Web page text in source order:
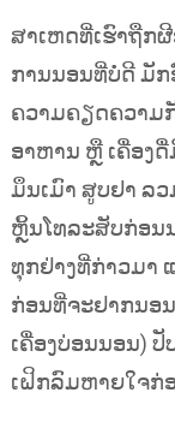
ສາເຫດທີ່ເຮົາຖືກ
ການນອນທີ່ບໍ່ດີ ມັ
ຄວາມຄຽດຄວາມ
ອາຫານ ຫຼື ເຄື່ອງ
ມຶນເມົາ ສູບຢາ ລ
ຫຼິ້ນໂທລະສັບກ່ອນ
ທຸກຢ່າງທີ່ກ່າວມາ
ກ່ອນທີ່ຈະຢາກນອ
ເຄື່ອງບ່ອນນອນ)
ເຝິກລົມຫາຍໃຈກ່